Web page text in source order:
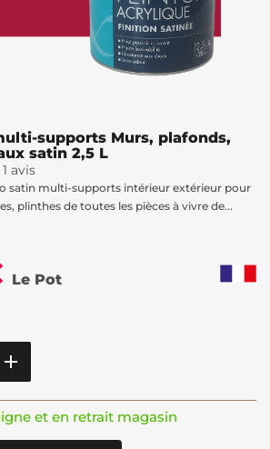
supports Murs, plafonds,
satin 2,5 L
1 avis
satin multi-supports intérieur extérieur pour
plinthes de toutes les pièces à vivre de...
Le Pot
et en retrait magasin